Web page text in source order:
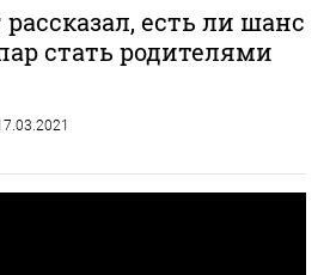
есть ли шанс
стать родителями